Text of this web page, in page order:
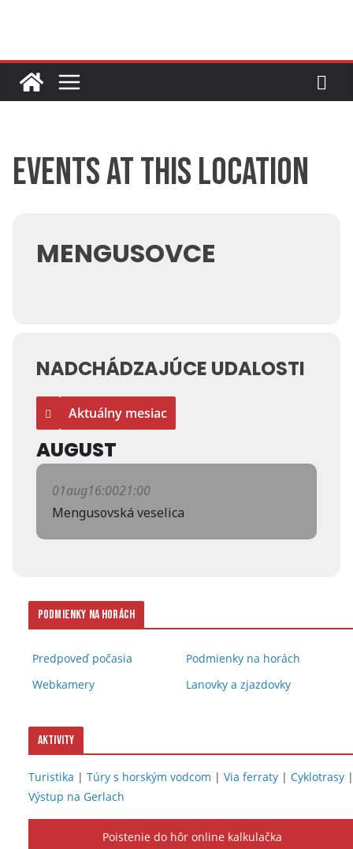
Events at this location
MENGUSOVCE
NADCHÁDZAJÚCE UDALOSTI
Aktuálny mesiac
AUGUST
01aug16:0021:00
Mengusovská veselica
Podmienky na horách
Predpoveď počasia
Webkamery
Podmienky na horách
Lanovky a zjazdovky
Aktivity
Turistika | Túry s horským vodcom | Via ferraty | Cyklotrasy |
Výstup na Gerlach
Poistenie do hôr online kalkulačka